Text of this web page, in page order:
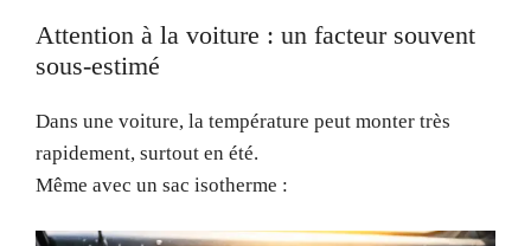
Attention à la voiture : un facteur souvent
sous-estimé
Dans une voiture, la température peut monter très
rapidement, surtout en été.
Même avec un sac isotherme :